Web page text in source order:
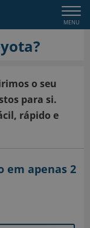
MENU
o seu
para si.
rápido e
em apenas 2